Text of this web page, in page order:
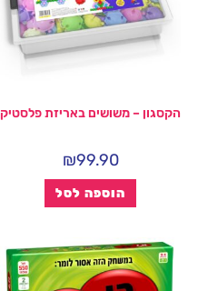
הקסגון – משושים באריזת פלסטיק
₪99.90
הוספה לסל